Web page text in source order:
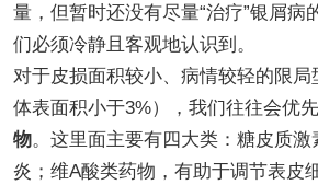
量，但暂时还没有尽量“治疗”银屑病
们必须冷静且客观地认识到。
对于皮损面积较小、病情较轻的限局
体表面积小于3%），我们往往会优
物。这里面主要有四大类：糖皮质激
炎；维A酸类药物，有助于调节表皮